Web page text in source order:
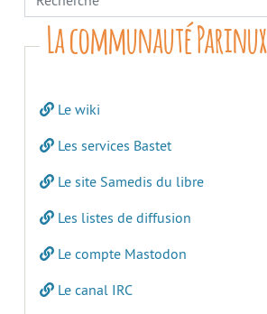
La communauté Parinux
Le wiki
Les services Bastet
Le site Samedis du libre
Les listes de diffusion
Le compte Mastodon
Le canal IRC